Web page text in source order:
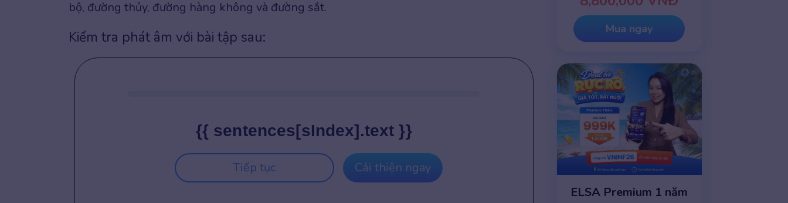
bộ, đường thủy, đường hàng không và đường sắt.
Kiểm tra phát âm với bài tập sau:
{{ sentences[sIndex].text }}
Tiếp tục Cải thiện ngay
Mua ngay
ELSA Premium 1 năm